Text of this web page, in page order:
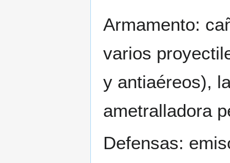
Armamento:
varios
y antiaéreos),
ametralladora
Defensas: